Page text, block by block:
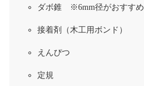
ダボ錐 ※6mm径がおすすめ
接着剤（木工用ボンド）
えんぴつ
定規